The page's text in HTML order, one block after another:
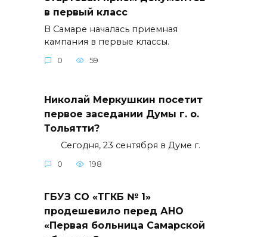
в первый класс
В Самаре началась приемная
кампания в первые классы.
0 59
Николай Меркушкин посетит
первое заседании Думы г. о.
Тольятти?
Сегодня, 23 сентября в Думе г.
0 198
ГБУЗ СО «ТГКБ № 1»
продешевило перед АНО
«Первая больница Самарской